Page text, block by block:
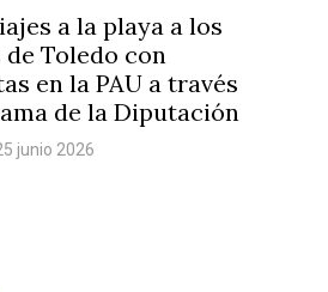
a la playa a los
Toledo con
en la PAU a través
de la Diputación
junio 2026